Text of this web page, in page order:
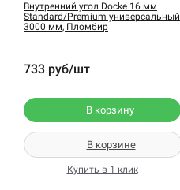
Внутренний угол Docke 16 мм
Standard/Premium универсальный
3000 мм, Пломбир
733 руб/шт
В корзину
В корзине
Купить в 1 клик